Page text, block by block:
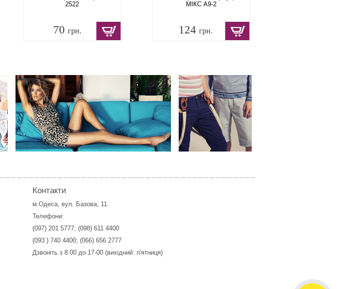
2522
70 грн.
МІКС A9-2
124 грн.
Контакти
м.Одеса, вул. Базова, 11.
Телефони:
(097) 201 5777; (098) 611 4400
(093 ) 740 4400; (066) 656 2777
Дзвоніть з 8.00 до 17-00 (вихідний: п'ятниця)